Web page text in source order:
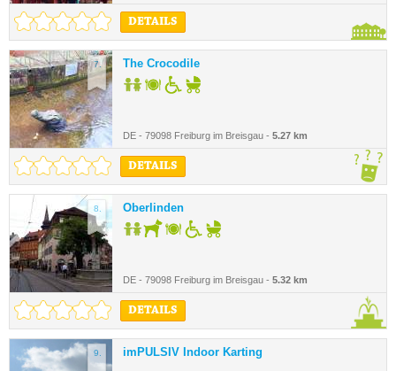
DETAILS
7. The Crocodile
DE - 79098 Freiburg im Breisgau - 5.27 km
DETAILS
8. Oberlinden
DE - 79098 Freiburg im Breisgau - 5.32 km
DETAILS
9. imPULSIV Indoor Karting